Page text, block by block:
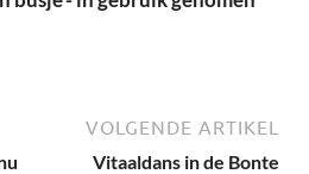
VOLGENDE ARTIKEL
Vitaaldans in de Bonte